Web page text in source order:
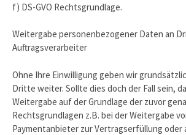
f) DS-GVO Rechtsgrundlage.
Weitergabe personenbezogener Daten an
Auftragsverarbeiter
Ohne Ihre Einwilligung geben wir
Dritte weiter. Sollte dies doch der Fall sein,
Weitergabe auf der Grundlage der zuvor
Rechtsgrundlagen z.B. bei der Weitergabe
Paymentanbieter zur Vertragserfüllung oder